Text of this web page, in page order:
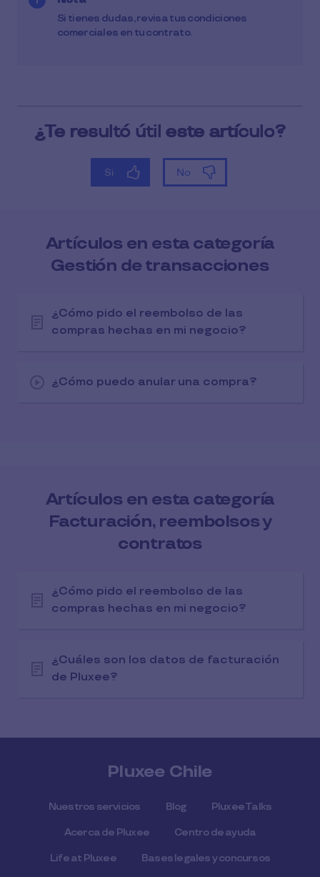
Si tienes dudas, revisa tus condiciones
comerciales en tu contrato.
Artículos en esta categoría
Gestión de transacciones
¿Cómo pido el reembolso de las
compras hechas en mi negocio?
¿Cómo puedo anular una compra?
Artículos en esta categoría
Facturación, reembolsos y
contratos
¿Cómo pido el reembolso de las
compras hechas en mi negocio?
¿Cuáles son los datos de facturación
de Pluxee?
Pluxee Chile
Nuestros servicios Blog Pluxee Talks
Acerca de Pluxee Centro de ayuda
Life at Pluxee Bases legales y concursos